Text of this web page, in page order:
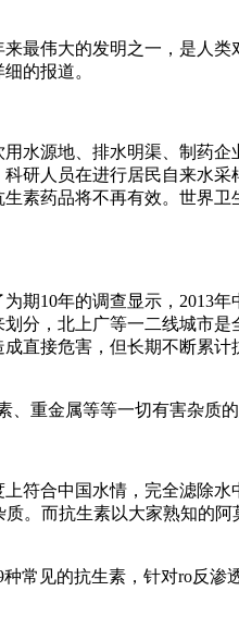
伟大的发明之一，是人类
的报道。
源地、排水明渠、制药企
研人员在进行居民自来水
素药品将不再有效。世界
10年的调查显示，2013年
分，北上广等一二线城市
直接危害，但长期不断累
重金属等等一切有害杂质的
合中国水情，完全滤除水
。而抗生素以大家熟知的
见的抗生素，针对ro反渗